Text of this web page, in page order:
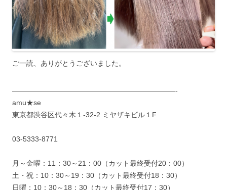
ご一読、ありがとうございました。
———————————————————————-
amu★se
東京都渋谷区代々木１-32-2 ミヤザキビル１F
03-5333-8771
月～金曜：11：30～21：00（カット最終受付20：00）
土・祝：10：30～19：30（カット最終受付18：30）
日曜：10：30～18：30（カット最終受付17：30）